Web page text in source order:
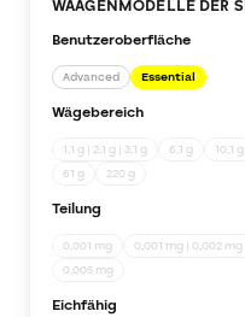
WAAGENMODELLE DER
Benutzeroberfläche
Advanced Essential
Wägebereich
1,1 g | 2,1 g | 3,1 g 6,1 g 10,1 g
61 g
220 g
Teilung
0,001 mg 0,001 mg | 0,002
0,005 mg
Eichfähig